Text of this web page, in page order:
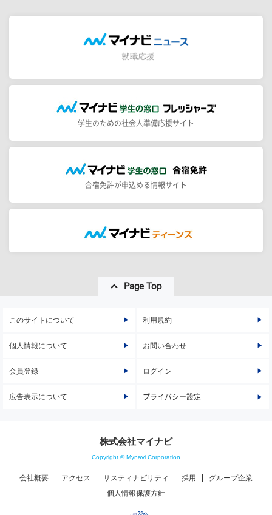
学生のための社会人準備応援サイト
合宿免許が申込める情報サイト
Page Top
このサイトについて 利用規約
個人情報について お問い合わせ
会員登録 ログイン
広告表示について プライバシー設定
株式会社マイナビ
Copyright © Mynavi Corporation
会社概要 アクセス サスティナビリティ 採用
グループ企業
個人情報保護方針